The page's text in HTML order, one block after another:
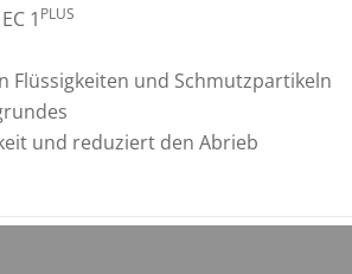
1 PLUS
Flüssigkeiten und Schmutzpartikeln
und reduziert den Abrieb